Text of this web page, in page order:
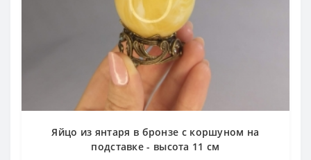
Яйцо из янтаря в бронзе с коршуном на
подставке - высота 11 см